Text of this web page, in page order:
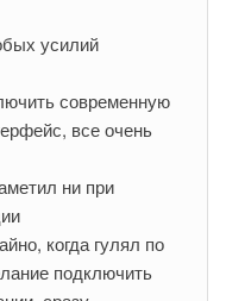
усилий
современную
все очень
ни при
когда гулял по
подключить